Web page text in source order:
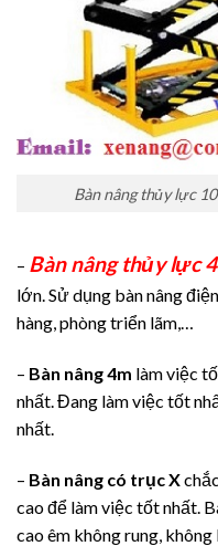
Bàn nâng thủy lực
– Bàn nâng thủy lực
lớn. Sử dụng bàn nâng
hàng, phòng triển lãm,…
– Bàn nâng 4m làm việc
nhất. Đang làm việc tốt
nhất.
– Bàn nâng có trục X
cao để làm việc tốt nhất.
cao êm không rung, không